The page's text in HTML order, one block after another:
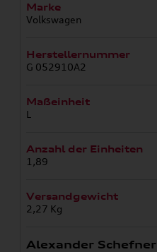
Marke
Volkswagen
Herstellernummer
G 052910A2
Maßeinheit
L
Anzahl der Einheiten
1,89
Versandgewicht
2,27 Kg
Alexander Schefner